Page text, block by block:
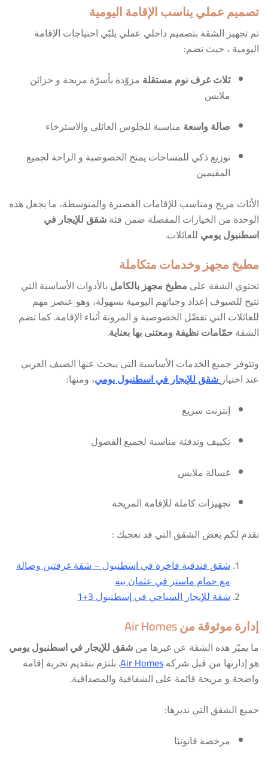
تصميم عملي يناسب الإقامة اليومية
تم تجهيز الشقة بتصميم داخلي عملي يلبّي احتياجات الإقامة
اليومية ، حيث تضم:
ثلاث غرف نوم مستقلة مزوّدة بأسرّة مريحة و خزائن
ملابس
صالة واسعة مناسبة للجلوس العائلي والاسترخاء
توزيع ذكي للمساحات يمنح الخصوصية و الراحة لجميع
المقيمين
الأثاث مريح ومناسب للإقامات القصيرة والمتوسطة، ما يجعل هذه
الوحدة من الخيارات المفضلة ضمن فئةشقق للإيجار في
اسطنبول يومي للعائلات.
مطبخ مجهز وخدمات متكاملة
تحتوي الشقة على مطبخ مجهز بالكامل بالأدوات الأساسية التي
تتيح للضيوف إعداد وجباتهم اليومية بسهولة، وهو عنصر مهم
للعائلات التي تفضّل الخصوصية و المرونة أثناء الإقامة. كما تضم
الشقةحمّامات نظيفة ومعتنى بها بعناية.
وتتوفر جميع الخدمات الأساسية التي يبحث عنها الضيف العربي
عند اختيار شقق للإيجار في اسطنبول يومي، ومنها:
إنترنت سريع
تكييف وتدفئة مناسبة لجميع الفصول
غسالة ملابس
تجهيزات كاملة للإقامة المريحة
نقدم لكم بعض الشقق التي قد تعجبك :
شقق فندقية فاخرة في اسطنبول – شقة غرفتين وصالة
مع حمام ماستر في عثمان بيه
شقة للإيجار السياحي في إسطنبول 3+1
إدارة موثوقة من Air Homes
ما يميّز هذه الشقة عن غيرها منشقق للإيجار في اسطنبول يومي
هو إدارتها من قبل شركةAir Homes. نلتزم بتقديم تجربة إقامة
واضحة و مريحة قائمة على الشفافية والمصداقية.
جميع الشقق التي نديرها:
مرخصة قانونيًا